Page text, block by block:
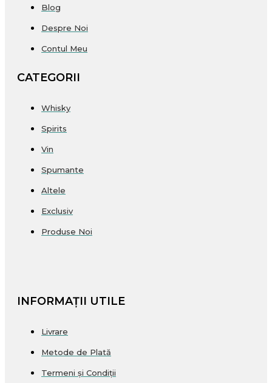
Blog
Despre Noi
Contul Meu
CATEGORII
Whisky
Spirits
Vin
Spumante
Altele
Exclusiv
Produse Noi
INFORMAȚII UTILE
Livrare
Metode de Plată
Termeni și Condiții